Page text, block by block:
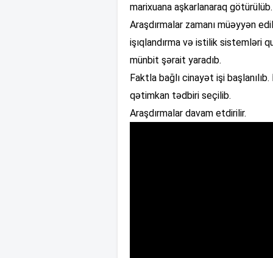
marixuana aşkarlanaraq götürülüb.
Araşdırmalar zamanı müəyyən
işıqlandırma və istilik sistemləri
münbit şərait yaradıb.
Faktla bağlı cinayət işi
qətimkan tədbiri seçilib.
Araşdırmalar davam etdirilir.